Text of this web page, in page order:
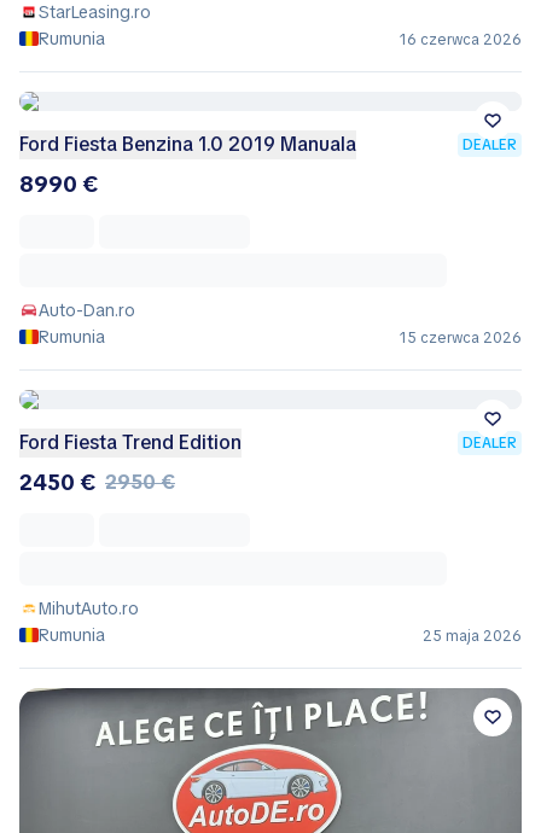
StarLeasing.ro
Rumunia
16 czerwca 2026
Ford Fiesta Benzina 1.0 2019 Manuala DEALER
8990 €
Auto-Dan.ro
Rumunia
15 czerwca 2026
Ford Fiesta Trend Edition DEALER
2450 € 2950 €
MihutAuto.ro
Rumunia
25 maja 2026